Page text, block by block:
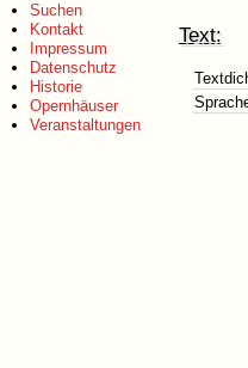
Suchen
Kontakt
Impressum
Datenschutz
Historie
Opernhäuser
Veranstaltungen
Text: